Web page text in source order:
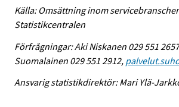
Källa: Omsättning inom
Statistikcentralen
Förfrågningar: Aki Niskanen 029 551
Suomalainen 029 551 2912,
Ansvarig statistikdirektör: Mari Ylä-